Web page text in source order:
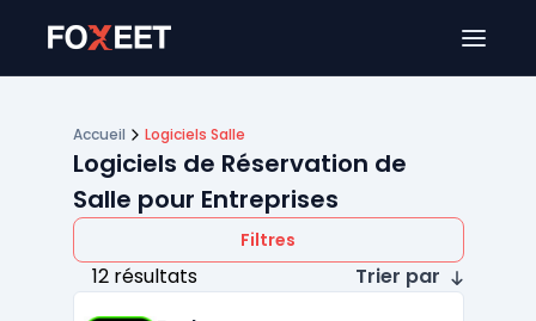
Accueil Logiciels Salle
Logiciels de Réservation de
Salle pour Entreprises
Filtres
12 résultats
Trier par